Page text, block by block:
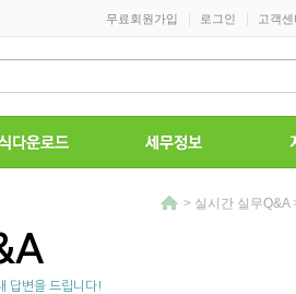
무료회원가입 로그인 고객센
> 실시간 실무Q&A
답변을 드립니다!